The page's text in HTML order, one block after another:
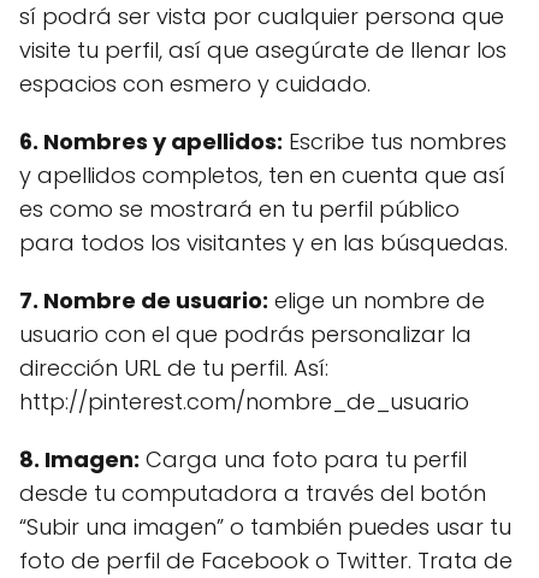
sí podrá ser vista por cualquier persona que
visite tu perfil, así que asegúrate de llenar los
espacios con esmero y cuidado.
6. Nombres y apellidos: Escribe tus nombres
y apellidos completos, ten en cuenta que así
es como se mostrará en tu perfil público
para todos los visitantes y en las búsquedas.
7. Nombre de usuario: elige un nombre de
usuario con el que podrás personalizar la
dirección URL de tu perfil. Así:
http://pinterest.com/nombre_de_usuario
8. Imagen: Carga una foto para tu perfil
desde tu computadora a través del botón
“Subir una imagen” o también puedes usar tu
foto de perfil de Facebook o Twitter. Trata de